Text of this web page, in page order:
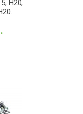
H20,